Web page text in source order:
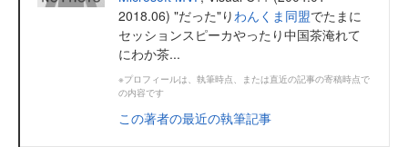
2018.06) "だった"り わんくま同盟でたまに
セッションスピーカやったり中国茶淹れて
にわか茶...
※プロフィールは、執筆時点、または直近の記事の寄稿時点で
の内容です
この著者の最近の執筆記事